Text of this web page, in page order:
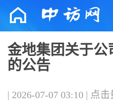
金地集团关于公
的公告
| 2026-07-07 03:10 | 点